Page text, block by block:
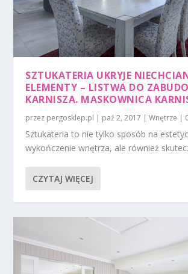
SZTUKATERIA UKRYJE
ELEMENTY – LISTWA DO
KARNISZA. MASKOWNICA
przez pergosklep.pl | paź 2, 2017 |Wnętrze |
Sztukateria to nie tylko sposób na
wykończenie wnętrza, ale również
CZYTAJ WIĘCEJ